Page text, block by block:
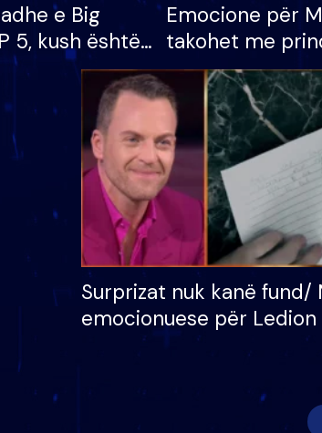
e Big
5, kush është
që lë shtëpinë
mundësinë për
e madh
Emocione për
takohet me
vajzën dhe
S’kemi ndonjë
apo jo?
Surprizat nuk kanë fund/
emocionuese për Ledion
nëna dhe fëmijët e tij,